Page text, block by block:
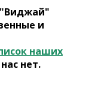
и
наших
нет.